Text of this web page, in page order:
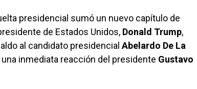
presidencial sumó un nuevo capítulo de
de Estados Unidos, Donald Trump,
al candidato presidencial Abelardo De La
inmediata reacción del presidente Gustavo